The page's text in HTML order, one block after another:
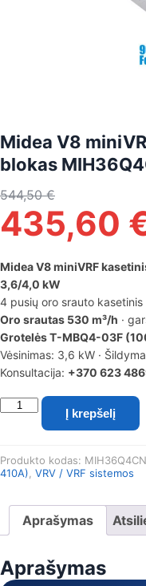
Midea V8
blokas
544,50€
435,60
Midea V8 miniVRF
3,6/4,0 kW
4 pusių oro srauto kasetinis
Oro srautas 530 m³/h ·
Grotelės T-MBQ4-03F
Vėsinimas: 3,6 kW ·
Konsultacija: +370 623
produkto
miniVRF
kasetinis
blokas
MIH36Q4CN18
kW)
Į krepšelį
Produkto kodas:
410A) VRV / VRF sistemos
Aprašymas
Aprašymas